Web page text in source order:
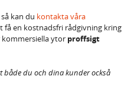
kan du kontakta våra
få en kostnadsfri rådgivning kring
kommersiella ytor proffsigt
både du och dina kunder också